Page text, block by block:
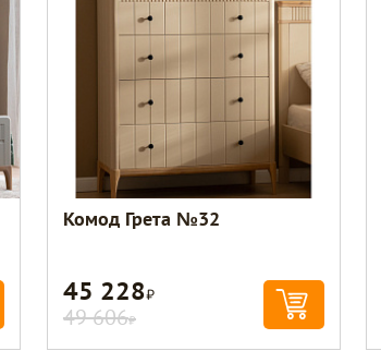
Комод Грета №32
45 228Р
49 606Р